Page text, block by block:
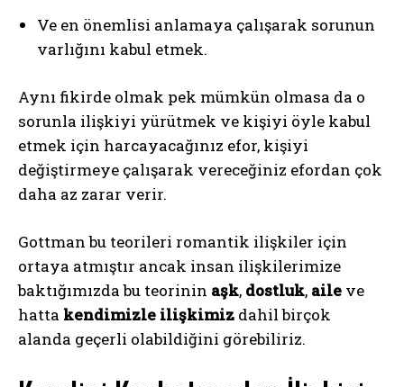
Ve en önemlisi anlamaya çalışarak sorunun
varlığını kabul etmek.
Aynı fikirde olmak pek mümkün olmasa da o
sorunla ilişkiyi yürütmek ve kişiyi öyle kabul
etmek için harcayacağınız efor, kişiyi
değiştirmeye çalışarak vereceğiniz efordan çok
daha az zarar verir.
Gottman bu teorileri romantik ilişkiler için
ortaya atmıştır ancak insan ilişkilerimize
baktığımızda bu teorinin aşk, dostluk, aile ve
hatta kendimizle ilişkimiz dahil birçok
alanda geçerli olabildiğini görebiliriz.